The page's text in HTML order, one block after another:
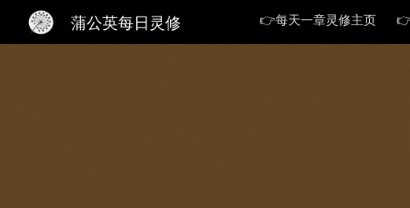
Skip to main
蒲公英每日灵修 👉每天一章灵修主页